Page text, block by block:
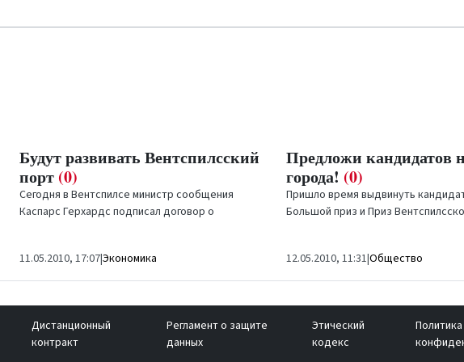
Будут развивать Вентспилсский
порт (0)
Сегодня в Вентспилсе министр сообщения
Каспарс Герхардс подписал договор о
11.05.2010, 17:07|Экономика
Предложи кандидатов
города! (0)
Пришло время выдвинуть
Большой приз и Приз
12.05.2010, 11:31|Общество
Дистанционный
контракт
Регламент о защите
данных
Этический
кодекс
Политика